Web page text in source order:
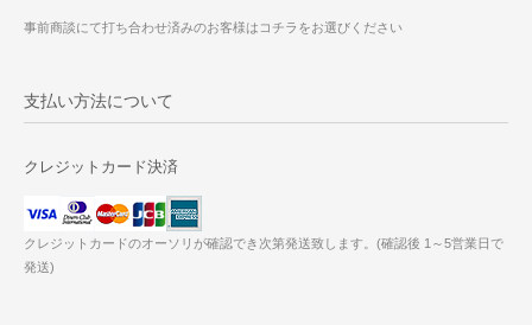
事前商談にて打ち合わせ済みのお客様はコチラをお選びください
支払い方法について
クレジットカード決済
クレジットカードのオーソリが確認でき次第発送致します。(確認後 1～5営業日で
発送)